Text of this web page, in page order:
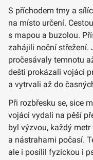
S příchodem tmy a
na místo určení.
s mapou a buzolou.
zahájili noční střežení.
pročesávaly temnotu
dešti prokázali vojáci
a vytrvali až do
Při rozbřesku se, sice
vojáci vydali na pěší
byl výzvou, každý
a nástrahami počasí.
ale i posílil fyzickou i